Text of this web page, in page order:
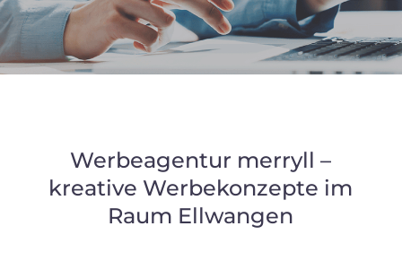
Werbeagentur merryll –
kreative Werbekonzepte im
Raum Ellwangen